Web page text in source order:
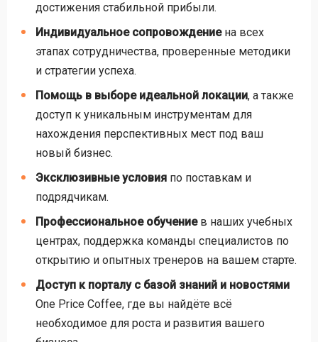
достижения стабильной прибыли.
Индивидуальное сопровождениена всех
этапах сотрудничества, проверенные методики
и стратегии успеха.
Помощь в выборе идеальной локации, а также
доступ к уникальным инструментам для
нахождения перспективных мест под ваш
новый бизнес.
Эксклюзивные условия по поставкам и
подрядчикам.
Профессиональное обучениев наших учебных
центрах, поддержка команды специалистов по
открытию и опытных тренеров на вашем старте.
Доступ к порталу с базой знаний и новостями
One Price Coffee, где вы найдёте всё
необходимое для роста и развития вашего